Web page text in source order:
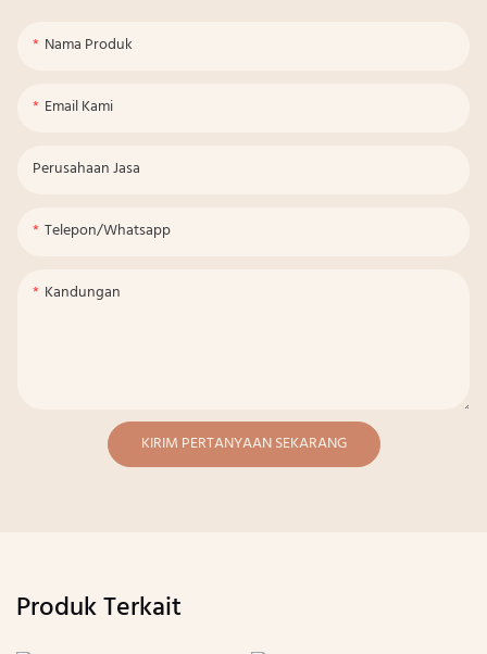
Nama Produk
Email Kami
Perusahaan Jasa
Telepon/whatsapp
Kandungan
KIRIM PERTANYAAN SEKARANG
Produk Terkait